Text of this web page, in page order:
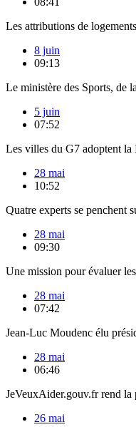
Les attributions de
8 juin
09:13
Le ministère des Sports, de
5 juin
07:52
Les villes du G7 adoptent la
28 mai
10:52
Quatre experts se penchent
28 mai
09:30
Une mission pour évaluer
28 mai
07:42
Jean-Luc Moudenc élu
28 mai
06:46
JeVeuxAider.gouv.fr rend
26 mai